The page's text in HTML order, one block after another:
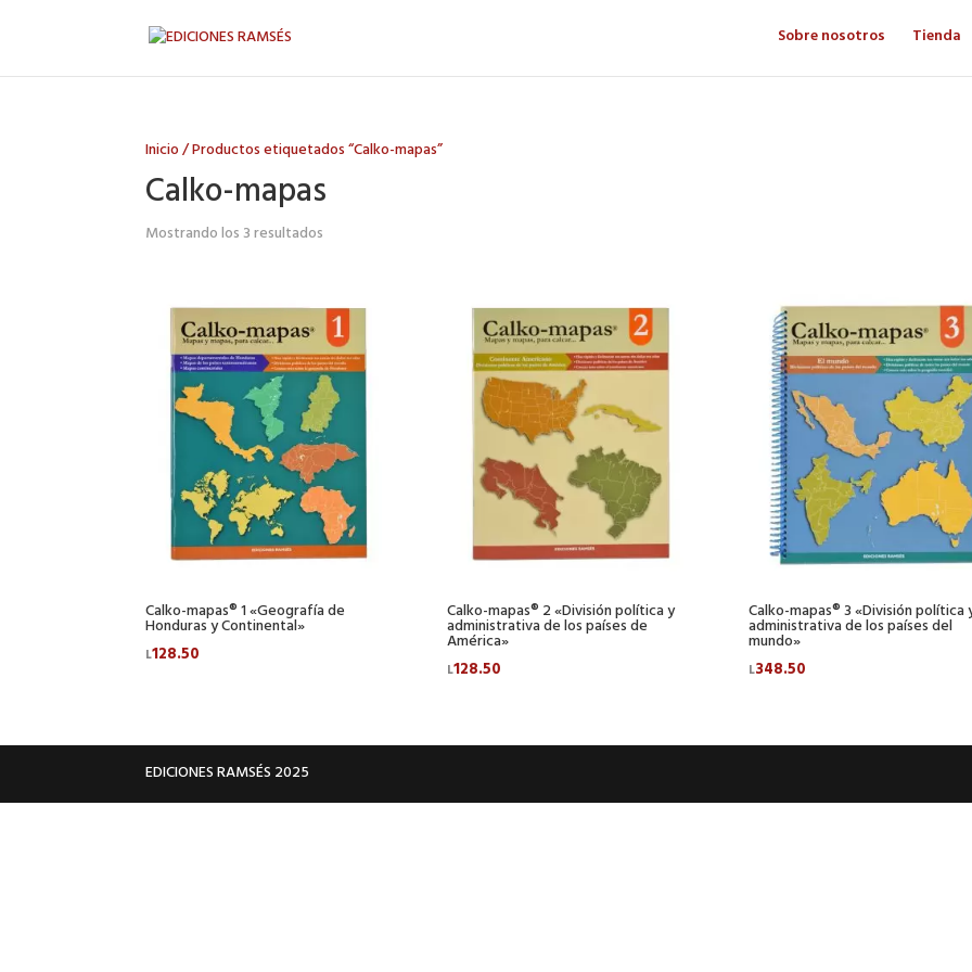
Sobre nosotros Tienda
Inicio/ Productos etiquetados “Calko-mapas”
Calko-mapas
Mostrando los 3 resultados
Calko-mapas® 1 «Geografía de
Honduras y Continental»
L128.50
Calko-mapas® 2 «División política y
administrativa de los países de
América»
L128.50
Calko-mapas® 3 «División política
administrativa de los países del
mundo»
L348.50
EDICIONES RAMSÉS 2025